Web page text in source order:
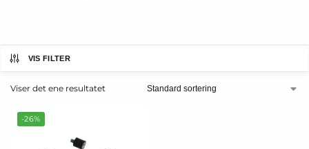
VIS FILTER
Viser det ene resultatet
-26%